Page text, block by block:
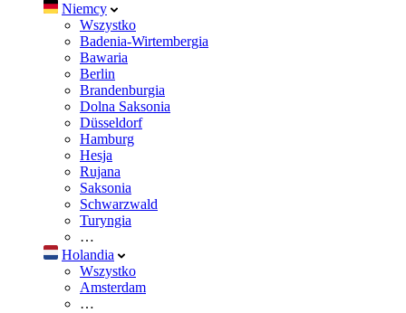
Niemcy
Wszystko
Badenia-Wirtembergia
Bawaria
Berlin
Brandenburgia
Dolna Saksonia
Düsseldorf
Hamburg
Hesja
Rujana
Saksonia
Schwarzwald
Turyngia
…
Holandia
Wszystko
Amsterdam
…